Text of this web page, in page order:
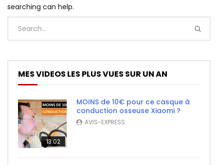
searching can help.
MES VIDEOS LES PLUS VUES SUR UN AN
13:02
MOINS de 10€ pour ce casque à
conduction osseuse Xiaomi ?
AVIS-EXPRESS